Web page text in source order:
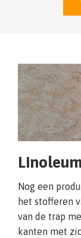
Nog een
het stofferen
van de trap
kanten met